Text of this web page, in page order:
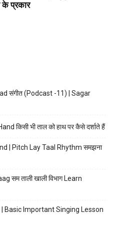
संगीत (Podcast -11) | Sagar
किसी भी ताल को हाथ पर कैसे दर्शाते हैं
| Pitch Lay Taal Rhythm समझना
सम ताली खाली विभाग Learn
| Basic Important Singing Lesson